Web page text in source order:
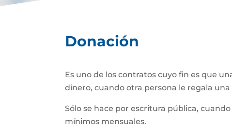
Donación
Es uno de los contratos cuyo fin es que
dinero, cuando otra persona le regala
Sólo se hace por escritura pública,
mínimos mensuales.